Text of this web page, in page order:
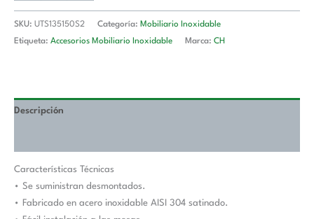
SKU: UTS135150S2 Categoría: Mobiliario Inoxidable
Etiqueta: Accesorios Mobiliario Inoxidable Marca: CH
Descripción
Características Técnicas
• Se suministran desmontados.
• Fabricado en acero inoxidable AISI 304 satinado.